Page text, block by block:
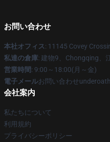
お問い合わせ
本社オフィス: 11145 Covey
私達の倉庫: 建物9、Chongqing、
営業時間: 9:00～18:00(月～金)
電子メールお問い合わせ
会社案内
私たちについて
利用規約
プライバシーポリシー